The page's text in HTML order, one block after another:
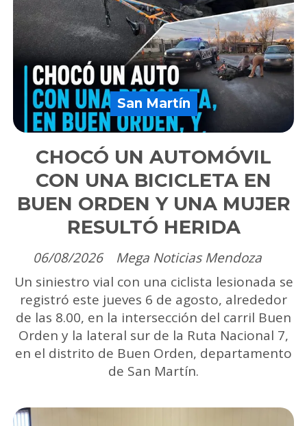
CHOCÓ UN AUTOMÓVIL
CON UNA BICICLETA EN
BUEN ORDEN Y UNA MUJER
RESULTÓ HERIDA
Mega Noticias Mendoza
San Martín
06/08/2026
Un siniestro vial con una ciclista lesionada se
registró este jueves 6 de agosto, alrededor
de las 8.00, en la intersección del carril Buen
Orden y la lateral sur de la Ruta Nacional 7,
en el distrito de Buen Orden, departamento
de San Martín.